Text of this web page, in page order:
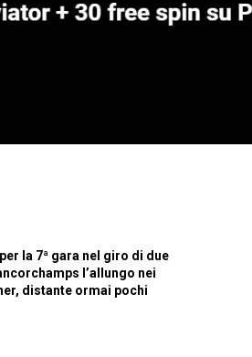
la 7ª gara nel giro di due
l’allungo nei
distante ormai pochi